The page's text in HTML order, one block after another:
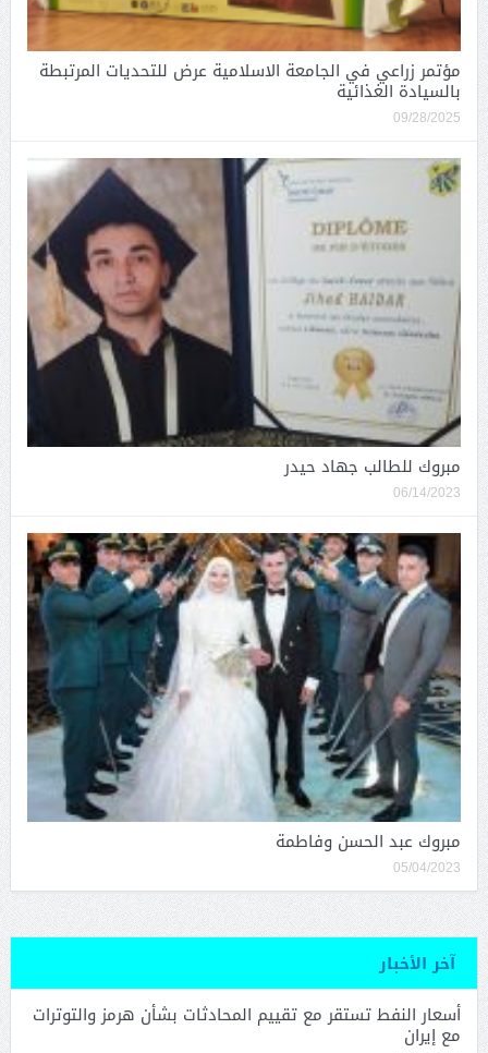
مؤتمر زراعي في الجامعة الاسلامية عرض للتحديات المرتبطة
بالسيادة الغذائية
09/28/2025
مبروك للطالب جهاد حيدر
06/14/2023
مبروك عبد الحسن وفاطمة
05/04/2023
آخر الأخبار
أسعار النفط تستقر مع تقييم المحادثات بشأن هرمز والتوترات
مع إيران